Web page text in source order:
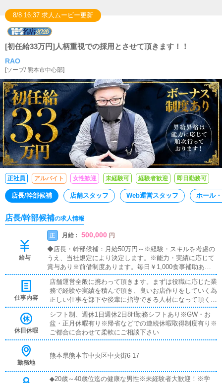
8/8 16:37 求人ムービー更新
[初任給33万円]人柄重視での採用とさせて頂きます！！
RAO
[ソープ/熊本市中心部]
正社員 アルバイト 女性歓迎 未経験可 経験者歓迎 即日勤務可
店長/幹部候補 店舗スタッフ Web運営スタッフ ホール
店長/幹部候補の求人情報
給与
正 月給 : 500,000 円
◆店長・幹部候補：月給50万円～※経験・スキルを考慮の
うえ、当社規定により決定します。※能力・実績に応じて
賞与あり※前借制度あります。毎日￥1,000食事補助ありま
す！
仕事内容
店舗運営全般に携わって頂きます。まずは役職に応じた業
務で経験や実績を積んで頂き、良いお店作りをしていく為
正しい仕事を部下や後輩に指導できる人材になって頂く事
を期待してます。
休日休暇
シフト制、週休1日週休2日8H勤務シフトあり※GW・お
盆・正月休暇有り※帰省などでの連続休暇取得制度有り※
ご都合に合わせて柔軟にご相談下さい
勤務地
熊本県熊本市中央区中央街6-17
◆20歳～40歳位迄の健康な男性※未経験者大歓迎！※学